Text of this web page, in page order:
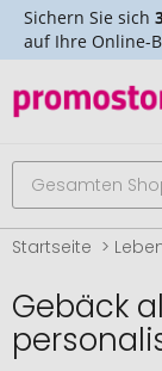
Sichern Sie sich
auf Ihre Online-
Startseite
Gebäck